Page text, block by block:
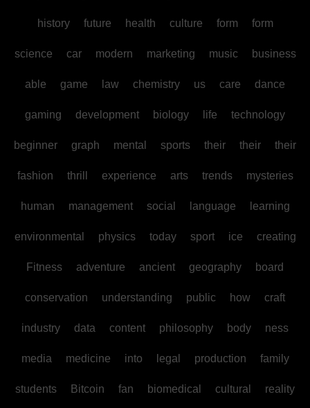
history future health culture form form
science car modern marketing music business
able game law chemistry us care dance
gaming development biology life technology
beginner graph mental sports their their their
fashion thrill experience arts trends mysteries
human management social language learning
environmental physics today sport ice creating
Fitness adventure ancient geography board
conservation understanding public how craft
industry data content philosophy body ness
media medicine into legal production family
students Bitcoin fan biomedical cultural reality